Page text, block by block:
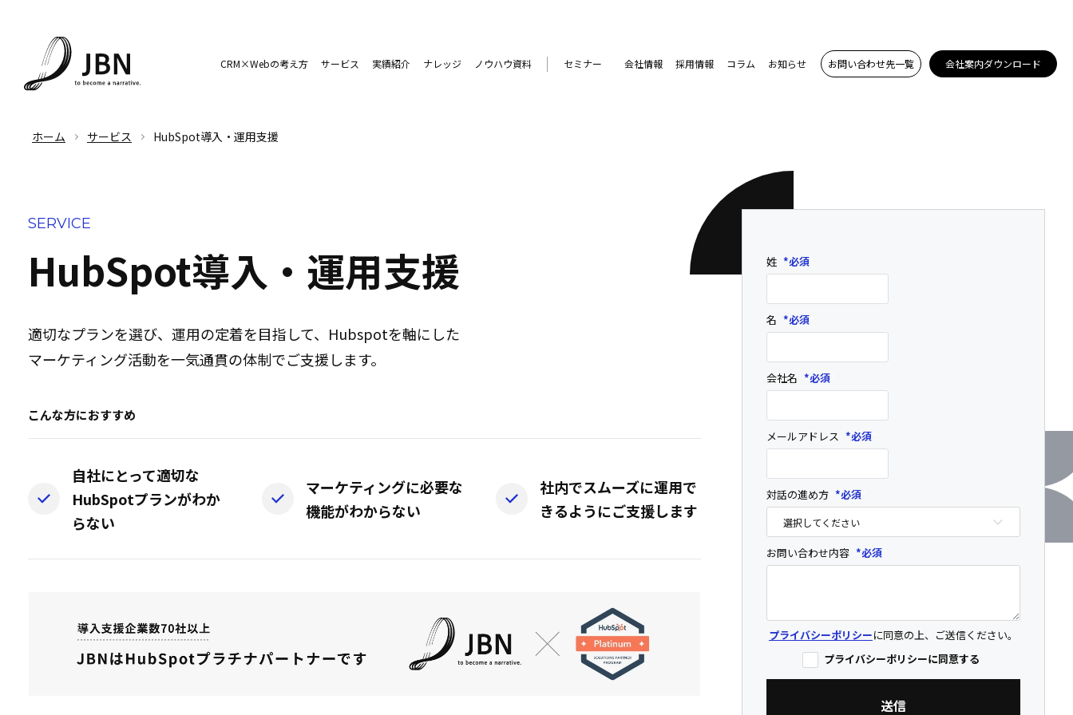
CRM×Webの考え方 サービス 実績紹介 ナレッジ ノウハウ資料 セミナー 会社情報 採用情報 コラム お知らせ お問い合わせ先一覧 会社案内ダウンロード
ホーム サービス HubSpot導入・運用支援
SERVICE
HubSpot導入・運用支援
適切なプランを選び、運用の定着を目指して、Hubspotを軸にした
マーケティング活動を一気通貫の体制でご支援します。
こんな方におすすめ
自社にとって適切な
HubSpotプランがわか
らない
マーケティングに必要な
機能がわからない
社内でスムーズに運用で
きるようにご支援します
姓
名
会社名
メールアドレス
対話の進め方
お問い合わせ内容
プライバシーポリシーに同意の上、ご送信ください。
プライバシーポリシーに同意する